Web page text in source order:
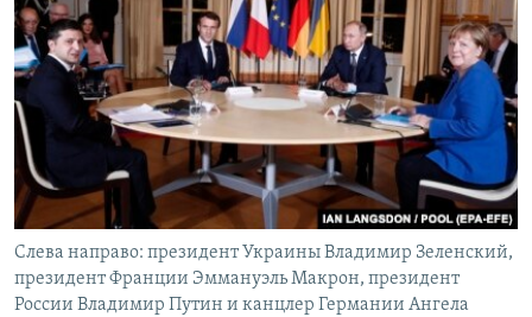
Cлева направо: президент Украины Владимир Зеленский,
президент Франции Эммануэль Макрон, президент
России Владимир Путин и канцлер Германии Ангела